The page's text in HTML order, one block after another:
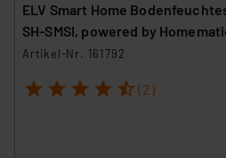
ELV Smart Home
SH-SMSI, powered by
Artikel-Nr. 161792
1 2 3 4 5 (2)